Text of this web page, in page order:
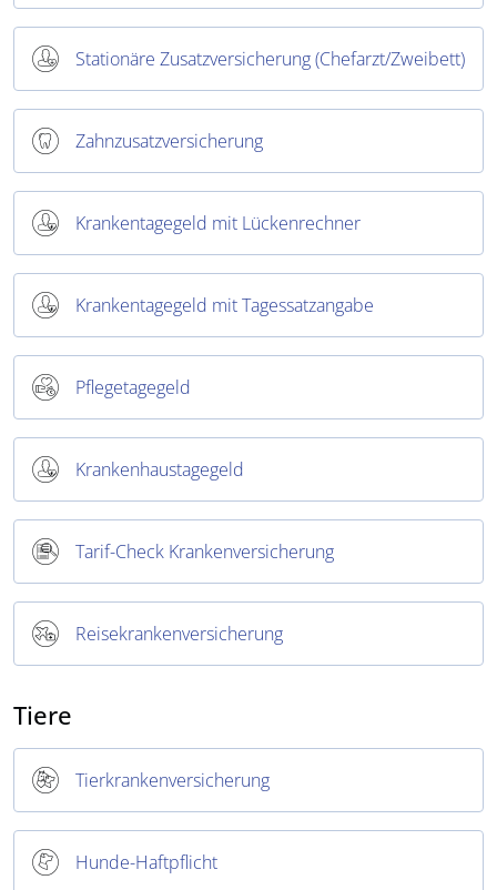
Stationäre Zusatzversicherung (Chefarzt/Zweibett)
Zahnzusatzversicherung
Krankentagegeld mit Lückenrechner
Krankentagegeld mit Tagessatzangabe
Pflegetagegeld
Krankenhaustagegeld
Tarif-Check Krankenversicherung
Reisekrankenversicherung
Tiere
Tierkrankenversicherung
Hunde-Haftpflicht